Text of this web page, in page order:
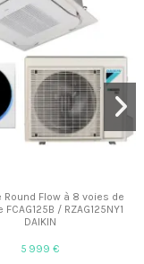
Round Flow à 8 voies de
/ RZAG125NY1
DAIKIN
5 999 €